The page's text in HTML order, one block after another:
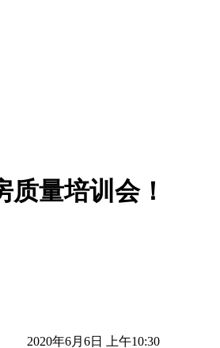
量培训会！
2020年6月6日 上午10:30